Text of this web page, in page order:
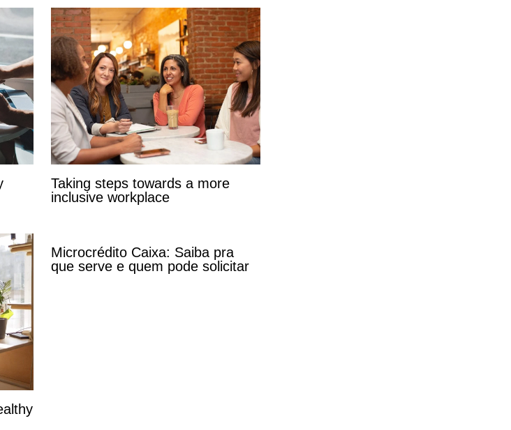
Taking steps towards a more
inclusive workplace
Microcrédito Caixa: Saiba pra
que serve e quem pode solicitar